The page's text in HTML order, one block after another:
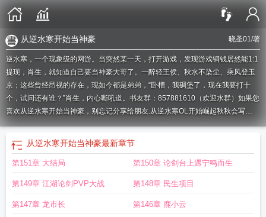
晓圣01/著
从逆水寒开始当神豪
逆水寒，一个现象级的网游。当突然某一天，打开游戏，发现游戏铜钱居然能1:1
提现，肖生，就知道自己要当神豪大哥了。一醉轻王侯、秋水不染尘、乘风登玉
京；这些曾经昂视的存在，现如今都是弟弟，“卧槽，我碉堡了，现在我要打十
个，试问还有谁？”肖生，内心嘶吼道。书友群：857881610（欢迎水群）如果您
喜欢从逆水寒开始当神豪，别忘记分享给朋友.从逆水寒OL开始崛起秋秋会写
书逆水寒神豪排行榜逆水寒十大神豪带逆水寒系统穿越穿越到逆水寒的逆水
寒从零开始
逆水寒的神豪 逆水寒风云再起第一神豪
豪 逆水寒游戏神豪
ol逆水寒开局攻略 穿越逆水寒开局满级从逆水寒开始当土豪逆水寒之重生小
成为高手教程 逆水寒神豪有哪些 主角玩逆水寒网游逆水寒开局选择会影响女主
形象吗逆水寒神豪因你翘起 逆水寒顶级神豪回归穿越逆水寒游戏的
从逆水寒开始当神豪最新章节
第151章 大结局 第150章 论剑台上遇宁鸣而生
第149章 江湖论剑PVP大战 第148章 民生项目
第147章 龙市长 第146章 鹿小云